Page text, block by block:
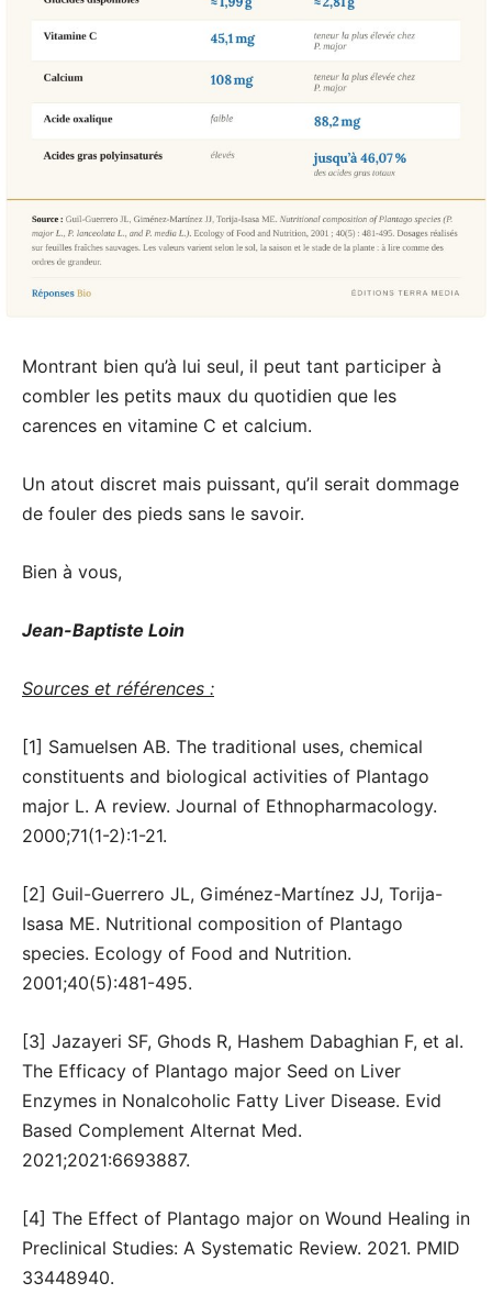
Montrant bien qu’à lui seul, il peut tant participer à
combler les petits maux du quotidien que les
carences en vitamine C et calcium.
Un atout discret mais puissant, qu’il serait dommage
de fouler des pieds sans le savoir.
Bien à vous,
Jean-Baptiste Loin
Sources et références :
[1] Samuelsen AB. The traditional uses, chemical
constituents and biological activities of Plantago
major L. A review. Journal of Ethnopharmacology.
2000;71(1-2):1-21.
[2] Guil-Guerrero JL, Giménez-Martínez JJ, Torija-
Isasa ME. Nutritional composition of Plantago
species. Ecology of Food and Nutrition.
2001;40(5):481-495.
[3] Jazayeri SF, Ghods R, Hashem Dabaghian F, et al.
The Efficacy of Plantago major Seed on Liver
Enzymes in Nonalcoholic Fatty Liver Disease. Evid
Based Complement Alternat Med.
2021;2021:6693887.
[4] The Effect of Plantago major on Wound Healing in
Preclinical Studies: A Systematic Review. 2021. PMID
33448940.